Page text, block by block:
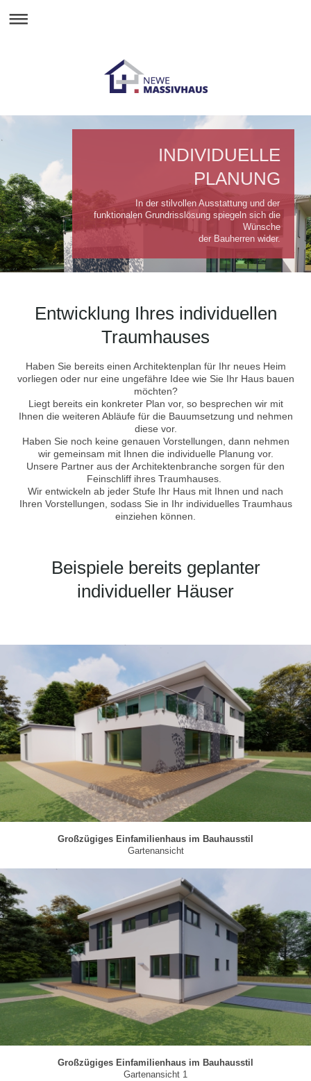
INDIVIDUELLE
PLANUNG
In der stilvollen Ausstattung und der
funktionalen Grundrisslösung spiegeln sich die
Wünsche
der Bauherren wider.
Entwicklung Ihres individuellen
Traumhauses
Haben Sie bereits einen Architektenplan für Ihr neues Heim
vorliegen oder nur eine ungefähre Idee wie Sie Ihr Haus bauen
möchten?
Liegt bereits ein konkreter Plan vor, so besprechen wir mit
Ihnen die weiteren Abläufe für die Bauumsetzung und nehmen
diese vor.
Haben Sie noch keine genauen Vorstellungen, dann nehmen
wir gemeinsam mit Ihnen die individuelle Planung vor.
Unsere Partner aus der Architektenbranche sorgen für den
Feinschliff ihres Traumhauses.
Wir entwickeln ab jeder Stufe Ihr Haus mit Ihnen und nach
Ihren Vorstellungen, sodass Sie in Ihr individuelles Traumhaus
einziehen können.
Beispiele bereits geplanter
individueller Häuser
Großzügiges Einfamilienhaus im Bauhausstil
Gartenansicht
Großzügiges Einfamilienhaus im Bauhausstil
Gartenansicht 1